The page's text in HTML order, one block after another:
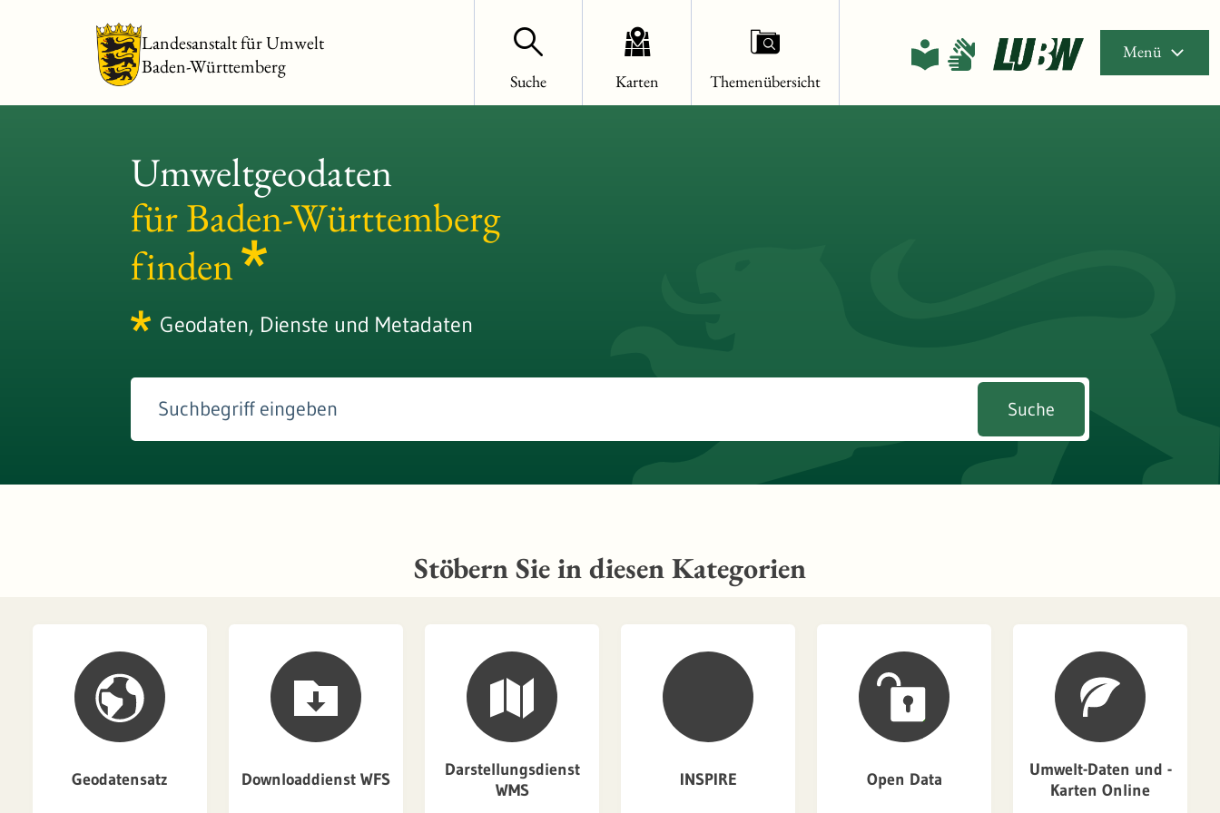
Landesanstalt für Umwelt
Baden-Württemberg
Suche Karten Themenübersicht
Menü
Umweltgeodaten
für Baden-Württemberg
finden
Geodaten, Dienste und Metadaten
Suche
Stöbern Sie in diesen Kategorien
Geodatensatz Downloaddienst WFS
Darstellungsdienst
WMS
INSPIRE Open Data
Umwelt-Daten und -
Karten Online